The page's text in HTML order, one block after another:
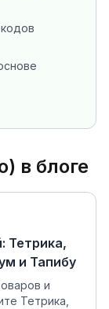
в блоге
Тетрика,
и Тапибу
и
Тетрика,